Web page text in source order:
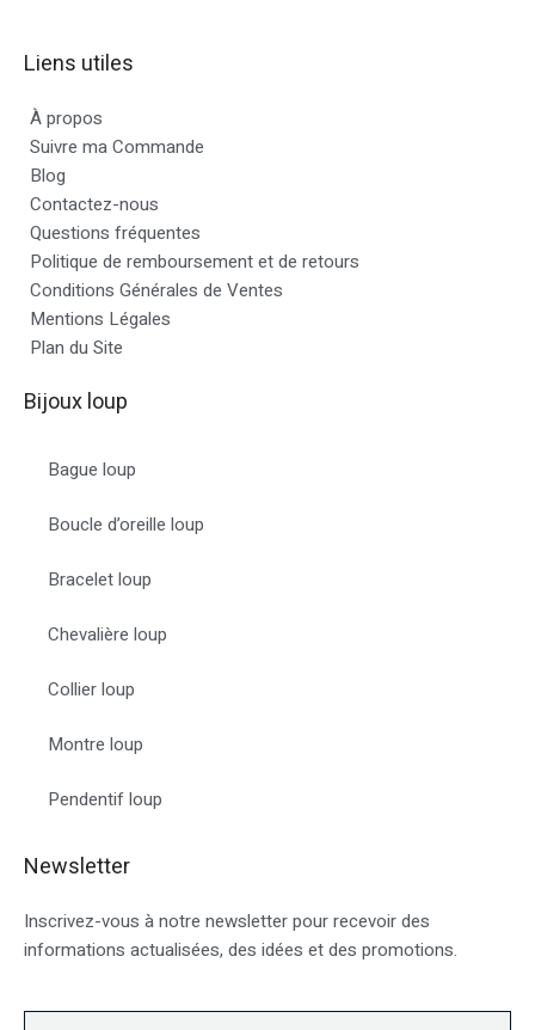
Liens utiles
À propos
Suivre ma Commande
Blog
Contactez-nous
Questions fréquentes
Politique de remboursement et de retours
Conditions Générales de Ventes
Mentions Légales
Plan du Site
Bijoux loup
Bague loup
Boucle d’oreille loup
Bracelet loup
Chevalière loup
Collier loup
Montre loup
Pendentif loup
Newsletter
Inscrivez-vous à notre newsletter pour recevoir des
informations actualisées, des idées et des promotions.